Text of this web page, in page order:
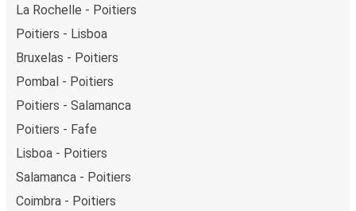
La Rochelle - Poitiers
Poitiers - Lisboa
Bruxelas - Poitiers
Pombal - Poitiers
Poitiers - Salamanca
Poitiers - Fafe
Lisboa - Poitiers
Salamanca - Poitiers
Coimbra - Poitiers